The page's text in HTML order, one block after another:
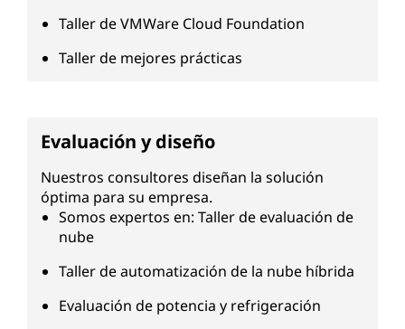
Taller de VMWare Cloud Foundation
Taller de mejores prácticas
Evaluación y diseño
Nuestros consultores diseñan la solución
óptima para su empresa.
Somos expertos en: Taller de evaluación de
nube
Taller de automatización de la nube híbrida
Evaluación de potencia y refrigeración